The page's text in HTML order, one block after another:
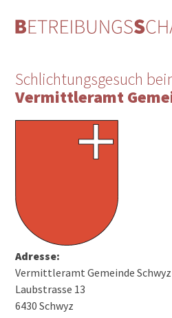
Schlichtungsgesuch
Vermittleramt
Adresse:
Vermittleramt Gemeinde Schwyz
Laubstrasse 13
6430 Schwyz